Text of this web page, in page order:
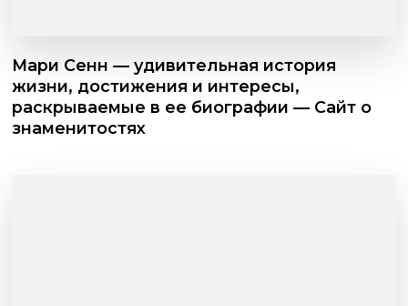
Мари Сенн — удивительная история
жизни, достижения и интересы,
раскрываемые в ее биографии — Сайт о
знаменитостях